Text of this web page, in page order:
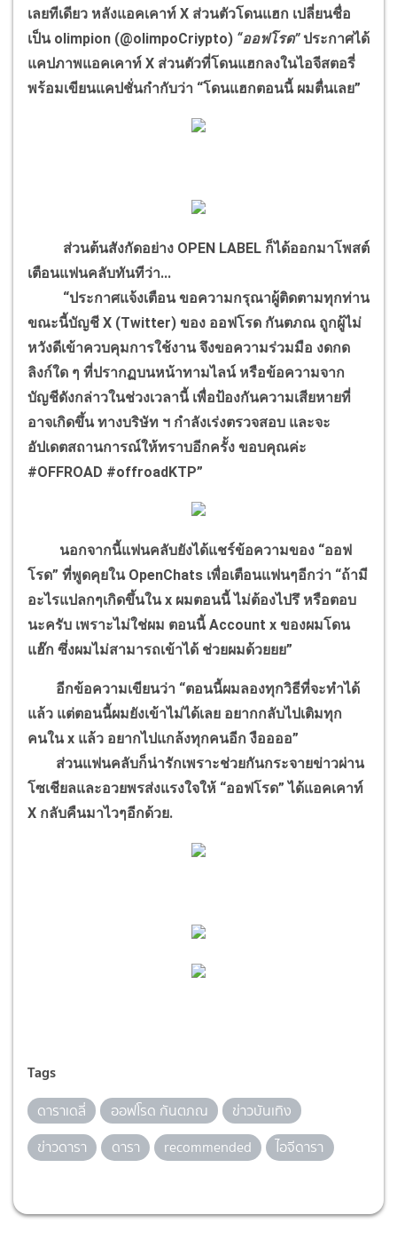
เลยทีเดียว หลังแอคเคาท์ X ส่วนตัวโดนแฮก เปลี่ยนชื่อ
เป็น olimpion (@olimpoCriypto) “ออฟโรด” ประกาศได้
แคปภาพแอคเคาท์ X ส่วนตัวที่โดนแฮกลงในไอจีสตอรี่
พร้อมเขียนแคปชั่นกำกับว่า “โดนแฮกตอนนี้ ผมตื่นเลย”
ส่วนต้นสังกัดอย่าง OPEN LABEL ก็ได้ออกมาโพสต์
เตือนแฟนคลับทันทีว่า...
“ประกาศแจ้งเตือน ขอความกรุณาผู้ติดตามทุกท่าน
ขณะนี้บัญชี X (Twitter) ของ ออฟโรด กันตภณ ถูกผู้ไม่
หวังดีเข้าควบคุมการใช้งาน จึงขอความร่วมมือ งดกด
ลิงก์ใด ๆ ที่ปรากฏบนหน้าทามไลน์ หรือข้อความจาก
บัญชีดังกล่าวในช่วงเวลานี้ เพื่อป้องกันความเสียหายที่
อาจเกิดขึ้น ทางบริษัท ฯ กำลังเร่งตรวจสอบ และจะ
อัปเดตสถานการณ์ให้ทราบอีกครั้ง ขอบคุณค่ะ
#OFFROAD #offroadKTP”
นอกจากนี้แฟนคลับยังได้แชร์ข้อความของ “ออฟ
โรด” ที่พูดคุยใน OpenChats เพื่อเตือนแฟนๆอีกว่า “ถ้ามี
อะไรแปลกๆเกิดขึ้นใน x ผมตอนนี้ ไม่ต้องไปรึ หรือตอบ
นะครับ เพราะไม่ใช่ผม ตอนนี้ Account x ของผมโดน
แฮ๊ก ซึ่งผมไม่สามารถเข้าได้ ช่วยผมด้วยยย”
อีกข้อความเขียนว่า “ตอนนี้ผมลองทุกวิธีที่จะทำได้
แล้ว แต่ตอนนี้ผมยังเข้าไม่ได้เลย อยากกลับไปเติมทุก
คนใน x แล้ว อยากไปแกล้งทุกคนอีก งืออออ”
ส่วนแฟนคลับก็น่ารักเพราะช่วยกันกระจายข่าวผ่าน
โซเชียลและอวยพรส่งแรงใจให้ “ออฟโรด” ได้แอคเคาท์
X กลับคืนมาไวๆอีกด้วย.
Tags
ดาราเดลี่ ออฟโรด กันตภณ
ข่าวบันเทิง
ข่าวดารา
ดารา recommended ไอจีดารา